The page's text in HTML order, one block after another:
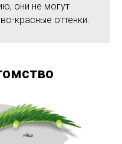
они не могут
красные оттенки.